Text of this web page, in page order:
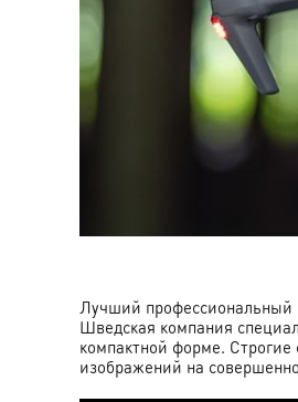
Лучший профессиональный
Шведская компания
компактной форме. Строгие
изображений на